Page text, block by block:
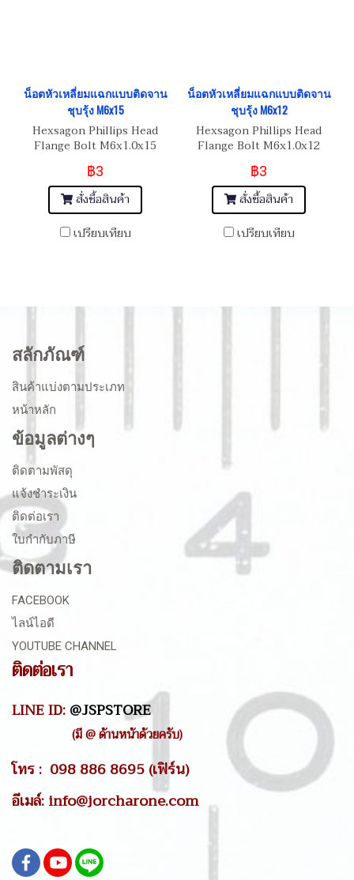
น็อตหัวเหลี่ยมแฉกแบบติดจาน
ชุบรุ้ง M6x15
Hexsagon Phillips Head
Flange Bolt M6x1.0x15
฿3
สั่งซื้อสินค้า
เปรียบเทียบ
น็อตหัวเหลี่ยมแฉกแบบติดจาน
ชุบรุ้ง M6x12
Hexsagon Phillips Head
Flange Bolt M6x1.0x12
฿3
สั่งซื้อสินค้า
เปรียบเทียบ
สลักภัณฑ์
สินค้าแบ่งตามประเภท
หน้าหลัก
ข้อมูลต่างๆ
ติดตามพัสดุ
แจ้งชำระเงิน
ติดต่อเรา
ใบกำกับภาษี
ติดตามเรา
FACEBOOK
ไลน์ไอดี
YOUTUBE CHANNEL
ติดต่อเรา
LINE ID:@JSPSTORE
(มี @ ด้านหน้าด้วยครับ)
โทร : 098 886 8695 (เฟิร์น)
อีเมล์: info@jorcharone.com